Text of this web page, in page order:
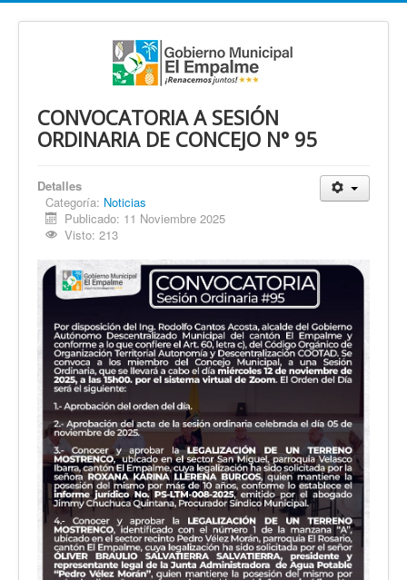
CONVOCATORIA A SESIÓN
ORDINARIA DE CONCEJO N° 95
Detalles
Categoría: Noticias
Publicado: 11 Noviembre 2025
Visto: 213